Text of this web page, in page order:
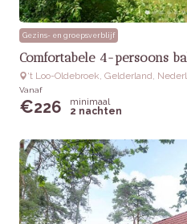
Gezins- en groepsverblijf
Comfortabele 4-persoons
‘t Loo-Oldebroek, Gelderland,
Vanaf
€226
minimaal
2 nachten